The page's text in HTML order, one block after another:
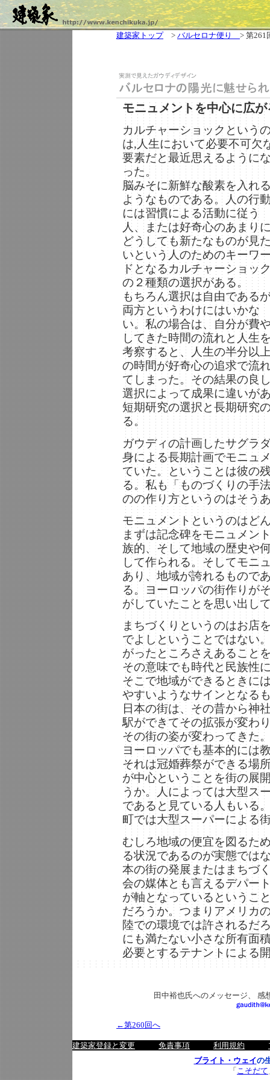
建築家トップ> バルセロナ便り > 第261
モニュメントを中心に広が
カルチャーショックという
は,人生において必要不可欠
要素だと最近思えるように
った。
脳みそに新鮮な酸素を入れ
ようなものである。人の行
には習慣による活動に従う
人、または好奇心のあまり
どうしても新たなものが見
いという人のためのキーワ
ドとなるカルチャーショッ
の２種類の選択がある。
もちろん選択は自由である
両方というわけにはいかな
い。私の場合は、自分が費
してきた時間の流れと人生
考察すると、人生の半分以
の時間が好奇心の追求で流
てしまった。その結果の良
選択によって成果に違いが
短期研究の選択と長期研究
る。
ガウディの計画したサグラ
身による長期計画でモニュ
ていた。ということは彼の
る。私も「ものづくりの手
のの作り方というのはそう
モニュメントというのはど
まずは記念碑をモニュメン
族的、そして地域の歴史や
して作られる。そしてモニ
あり、地域が誇れるもので
る。ヨーロッパの街作りが
がしていたことを思い出し
まちづくりというのはお店
でよしということではない
がったところさえあること
その意味でも時代と民族性
そこで地域ができるときに
やすいようなサインとなる
日本の街は、その昔から神
駅ができてその拡張が変わ
その街の姿が変わってきた
ヨーロッパでも基本的には
それは冠婚葬祭ができる場
が中心ということを街の展
うか。人によっては大型ス
であると見ている人もいる
町では大型スーパーによる
むしろ地域の便宜を図るた
る状況であるのが実態では
本の街の発展またはまちづ
会の媒体とも言えるデパー
が軸となっているというこ
だろうか。つまりアメリカ
陸での環境では許されるだ
にも満たない小さな所有面
必要とするテナントによる
田中裕也氏へのメッセージ、 感
←第260回へ
建築家登録と変更 免責事項 利用規約
ブライト・ウェイの
「 こそだて